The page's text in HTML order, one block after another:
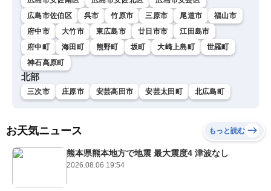
広島市佐伯区
呉市 竹原市 三原市 尾道市
福山市
府中市
大竹市 東広島市 廿日市市
江田島市
府中町
海田町 熊野町 坂町 大崎上島町
世羅町
神石高原町
北部
三次市 庄原市 安芸高田市 安芸太田町 北広島町
お天気ニュース もっと読む
熊本県熊本地方で地震 最大震度4 津波なし
2026.08.06 19:54